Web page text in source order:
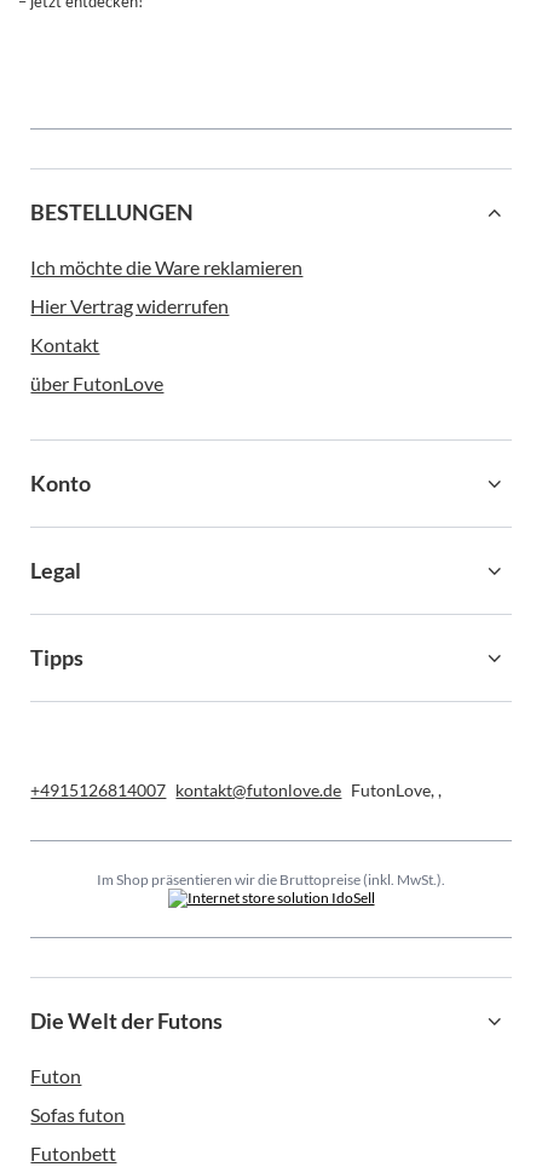
BESTELLUNGEN
Ich möchte die Ware reklamieren
Hier Vertrag widerrufen
Kontakt
über FutonLove
Konto
Legal
Tipps
+4915126814007 kontakt@futonlove.de FutonLove,,
Im Shop präsentieren wir die Bruttopreise (inkl. MwSt.).
Die Welt der Futons
Futon
Sofas futon
Futonbett